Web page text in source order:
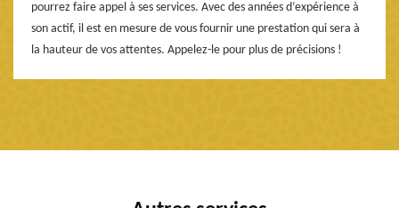
pourrez faire appel à ses services. Avec des années d’expérience à
son actif, il est en mesure de vous fournir une prestation qui sera à
la hauteur de vos attentes. Appelez-le pour plus de précisions !